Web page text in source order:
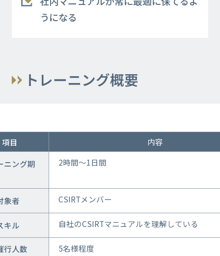
うになる
トレーニング概要
項目 内容
ニング期 2時間～1日間
象者 CSIRTメンバー
キル 自社のCSIRTマニュアルを理解している
行人数 5名様程度